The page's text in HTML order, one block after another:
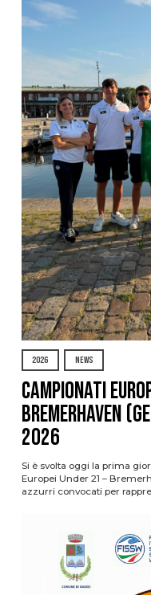
2026 NEWS
Campionati
Bremerhaven
2026
Si è svolta oggi la prima
Europei Under 21 –
azzurri convocati per